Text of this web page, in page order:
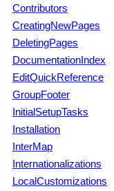
Contributors
CreatingNewPages
DeletingPages
DocumentationIndex
EditQuickReference
GroupFooter
InitialSetupTasks
Installation
InterMap
Internationalizations
LocalCustomizations